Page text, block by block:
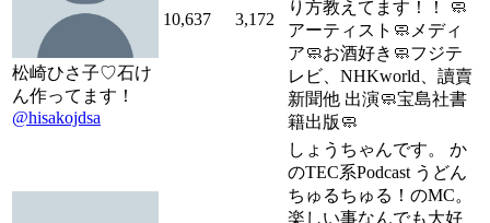
松崎ひさ子♡石け
ん作ってます！
@hisakojdsa
10,637 3,172
り方教えてます！！ 🧼
アーティスト🧼メディ
ア🧼お酒好き🧼フジテ
レビ、NHKworld、讀賣
新聞他 出演🧼宝島社書
籍出版🧼
しょうちゃんです。 か
のTEC系Podcast うどん
ちゅるちゅる！のMC。
楽しい事なんでも大好